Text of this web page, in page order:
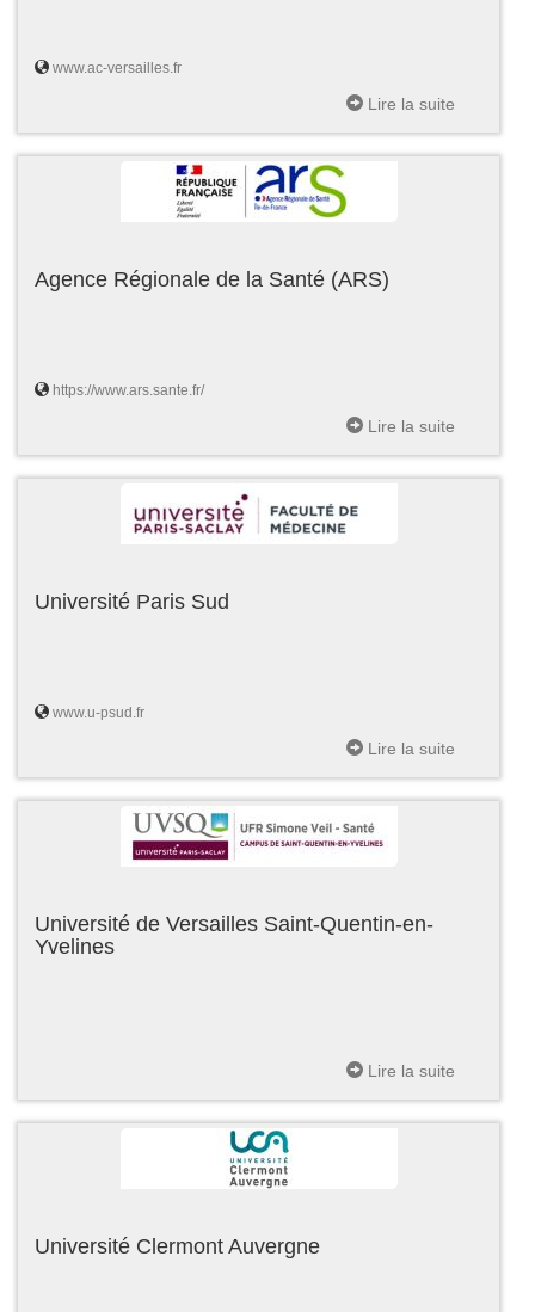
www.ac-versailles.fr
Lire la suite
Agence Régionale de la Santé (ARS)
https://www.ars.sante.fr/
Lire la suite
Université Paris Sud
www.u-psud.fr
Lire la suite
Université de Versailles Saint-Quentin-en-
Yvelines
Lire la suite
Université Clermont Auvergne